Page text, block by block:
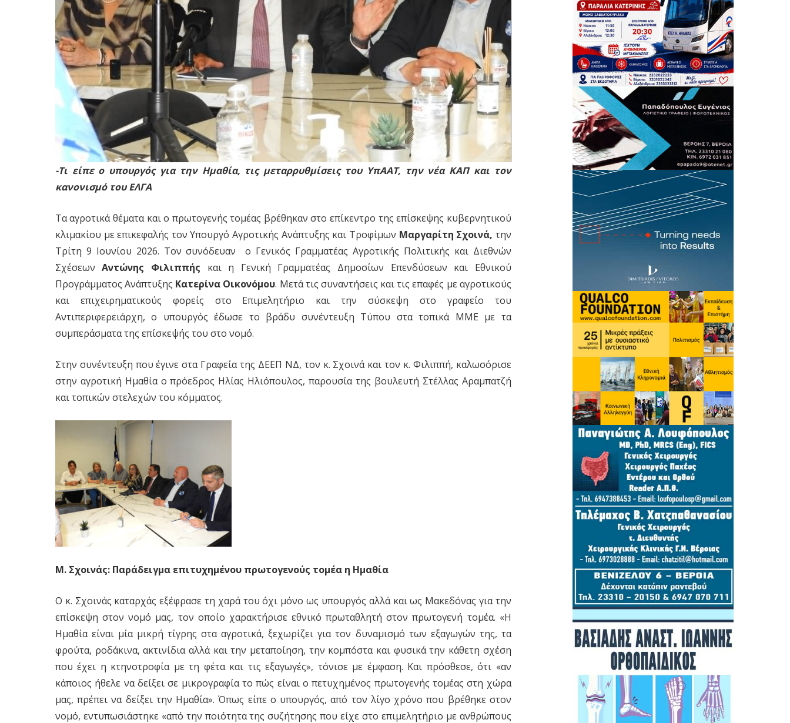
-Τι είπε ο υπουργός για την Ημαθία, τις μεταρρυθμίσεις του ΥπΑΑΤ, την νέα ΚΑΠ και τον
κανονισμό του ΕΛΓΑ
Τα αγροτικά θέματα και ο πρωτογενής τομέας βρέθηκαν στο επίκεντρο της επίσκεψης κυβερνητικού
κλιμακίου με επικεφαλής τον Υπουργό Αγροτικής Ανάπτυξης και Τροφίμων Μαργαρίτη Σχοινά, την
Τρίτη 9 Ιουνίου 2026. Τον συνόδευαν ο Γενικός Γραμματέας Αγροτικής Πολιτικής και Διεθνών
ΣχέσεωνΑντώνης Φιλιππής και η Γενική Γραμματέας Δημοσίων Επενδύσεων και Εθνικού
Προγράμματος Ανάπτυξης Κατερίνα Οικονόμου. Μετά τις συναντήσεις και τις επαφές με αγροτικούς
και επιχειρηματικούς φορείς στο Επιμελητήριο και την σύσκεψη στο γραφείο του
Αντιπεριφερειάρχη, ο υπουργός έδωσε το βράδυ συνέντευξη Τύπου στα τοπικά ΜΜΕ με τα
συμπεράσματα της επίσκεψής του στο νομό.
Στην συνέντευξη που έγινε στα Γραφεία της ΔΕΕΠ ΝΔ, τον κ. Σχοινά και τον κ. Φιλιππή, καλωσόρισε
στην αγροτική Ημαθία ο πρόεδρος Ηλίας Ηλιόπουλος, παρουσία της βουλευτή Στέλλας Αραμπατζή
και τοπικών στελεχών του κόμματος.
Μ. Σχοινάς: Παράδειγμα επιτυχημένου πρωτογενούς τομέα η Ημαθία
Ο κ. Σχοινάς καταρχάς εξέφρασε τη χαρά του όχι μόνο ως υπουργός αλλά και ως Μακεδόνας για την
επίσκεψη στον νομό μας, τον οποίο χαρακτήρισε εθνικό πρωταθλητή στον πρωτογενή τομέα. «Η
Ημαθία είναι μία μικρή τίγρης στα αγροτικά, ξεχωρίζει για τον δυναμισμό των εξαγωγών της, τα
φρούτα, ροδάκινα, ακτινίδια αλλά και την μεταποίηση, την κομπόστα και φυσικά την κάθετη σχέση
που έχει η κτηνοτροφία με τη φέτα και τις εξαγωγές», τόνισε με έμφαση. Και πρόσθεσε, ότι «αν
κάποιος ήθελε να δείξει σε μικρογραφία το πώς είναι ο πετυχημένος πρωτογενής τομέας στη χώρα
μας, πρέπει να δείξει την Ημαθία». Όπως είπε ο υπουργός, από τον λίγο χρόνο που βρέθηκε στον
νομό, εντυπωσιάστηκε «από την ποιότητα της συζήτησης που είχε στο επιμελητήριο με ανθρώπους